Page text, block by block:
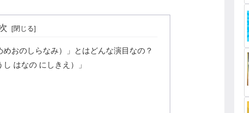
おのしらなみ）」とはどんな演目なの？
はなの にしきえ）」